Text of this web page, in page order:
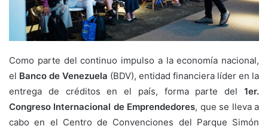
Como parte del continuo impulso a la economía nacional,
el Banco de Venezuela (BDV), entidad financiera líder en la
entrega de créditos en el país, forma parte del 1er.
Congreso Internacional de Emprendedores, que se lleva a
cabo en el Centro de Convenciones del Parque Simón